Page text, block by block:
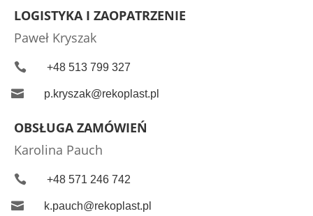
LOGISTYKA I ZAOPATRZENIE
Paweł Kryszak
 +48 513 799 327
 p.kryszak@rekoplast.pl
OBSŁUGA ZAMÓWIEŃ
Karolina Pauch
 +48 571 246 742
 k.pauch@rekoplast.pl